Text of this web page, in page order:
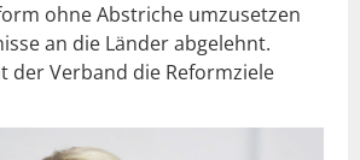
ohne Abstriche umzusetzen
an die Länder abgelehnt.
der Verband die Reformziele